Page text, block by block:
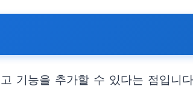
기능을 추가할 수 있다는 점입니